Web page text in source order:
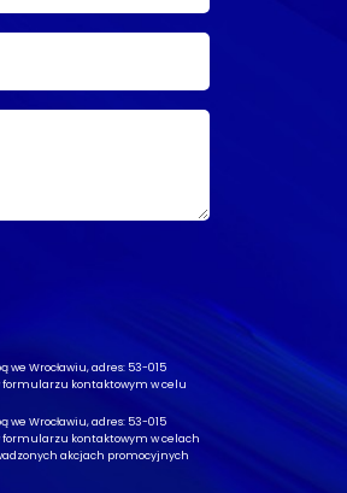
Wrocławiu, adres: 53-015
formularzu kontaktowym w celu
Wrocławiu, adres: 53-015
formularzu kontaktowym w celach
akcjach promocyjnych